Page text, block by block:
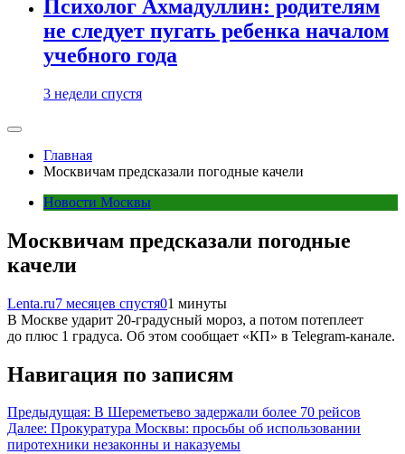
Психолог Ахмадуллин: родителям
не следует пугать ребенка началом
учебного года
3 недели спустя
Главная
Москвичам предсказали погодные качели
Новости Москвы
Москвичам предсказали погодные
качели
Lenta.ru7 месяцев спустя01 минуты
В Москве ударит 20-градусный мороз, а потом потеплеет
до плюс 1 градуса. Об этом сообщает «КП» в Telegram-канале.
Навигация по записям
Предыдущая: В Шереметьево задержали более 70 рейсов
Далее: Прокуратура Москвы: просьбы об использовании
пиротехники незаконны и наказуемы